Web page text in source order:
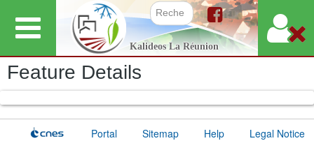
Skip
main
content
Kalideos La Réunion
Search
Feature Details
Portal Sitemap Help Legal Notice